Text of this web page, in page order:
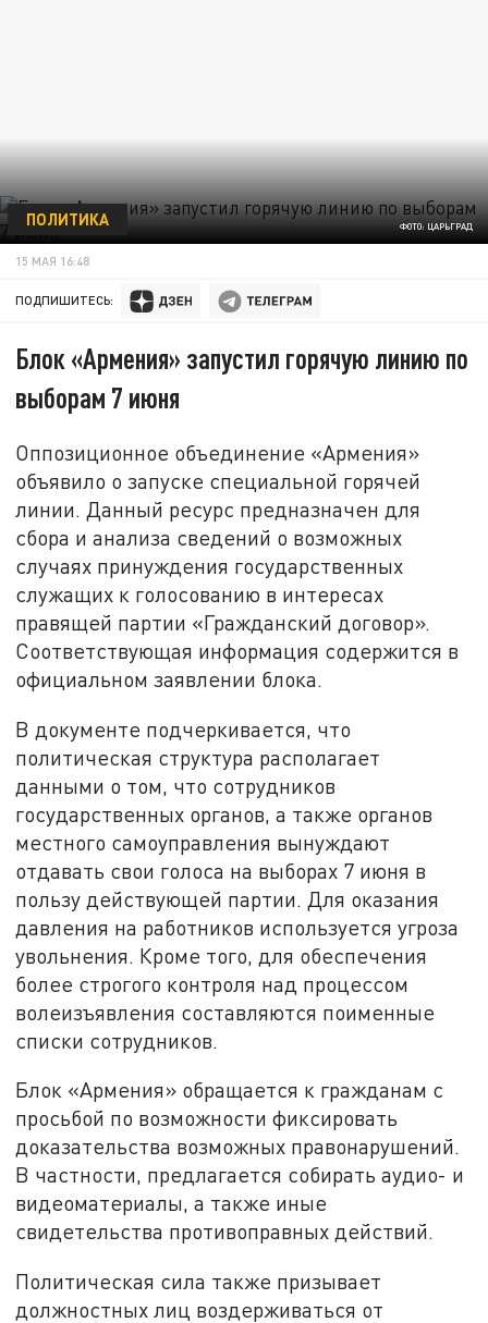
ФОТО: ЦАРЬГРАД
ПОЛИТИКА
15 МАЯ 16:48
ПОДПИШИТЕСЬ:
Блок «Армения» запустил горячую линию по
выборам 7 июня
Оппозиционное объединение «Армения»
объявило о запуске специальной горячей
линии. Данный ресурс предназначен для
сбора и анализа сведений о возможных
случаях принуждения государственных
служащих к голосованию в интересах
правящей партии «Гражданский договор».
Соответствующая информация содержится в
официальном заявлении блока.
В документе подчеркивается, что
политическая структура располагает
данными о том, что сотрудников
государственных органов, а также органов
местного самоуправления вынуждают
отдавать свои голоса на выборах 7 июня в
пользу действующей партии. Для оказания
давления на работников используется угроза
увольнения. Кроме того, для обеспечения
более строгого контроля над процессом
волеизъявления составляются поименные
списки сотрудников.
Блок «Армения» обращается к гражданам с
просьбой по возможности фиксировать
доказательства возможных правонарушений.
В частности, предлагается собирать аудио- и
видеоматериалы, а также иные
свидетельства противоправных действий.
Политическая сила также призывает
должностных лиц воздерживаться от